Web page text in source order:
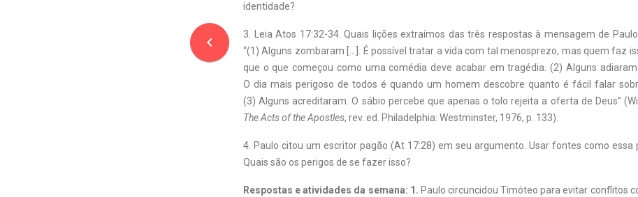
navigate_before
identidade?
3. Leia Atos 17:32-34. Quais lições extraímos das três respostas à mensagem de
“(1) Alguns zombaram [...]. É possível tratar a vida com tal menosprezo, mas quem faz
que o que começou como uma comédia deve acabar em tragédia. (2) Alguns adiaram
O dia mais perigoso de todos é quando um homem descobre quanto é fácil falar
(3) Alguns acreditaram. O sábio percebe que apenas o tolo rejeita a oferta de Deus”
The Acts of the Apostles, rev. ed. Philadelphia: Westminster, 1976, p. 133).
4. Paulo citou um escritor pagão (At 17:28) em seu argumento. Usar fontes como essa
Quais são os perigos de se fazer isso?
Respostas e atividades da semana: 1. Paulo circuncidou Timóteo para evitar conflitos